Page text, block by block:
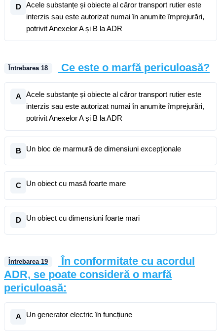
D
Acele substanțe și obiecte al căror transport rutier este
interzis sau este autorizat numai în anumite împrejurări,
potrivit Anexelor A și B la ADR
Întrebarea 18 Ce este o marfă periculoasă?
A
Acele substanțe și obiecte al căror transport rutier este
interzis sau este autorizat numai în anumite împrejurări,
potrivit Anexelor A și B la ADR
B Un bloc de marmură de dimensiuni excepționale
C Un obiect cu masă foarte mare
D Un obiect cu dimensiuni foarte mari
Întrebarea 19
În conformitate cu acordul
ADR, se poate consideră o marfă
periculoasă:
A Un generator electric în funcțiune